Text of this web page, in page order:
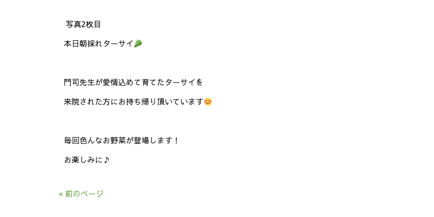
写真2枚目
本日朝採れターサイ
門司先生が愛情込めて育てたターサイを
来院された方にお持ち帰り頂いています
毎回色んなお野菜が登場します！
お楽しみに ♪
« 前のページ